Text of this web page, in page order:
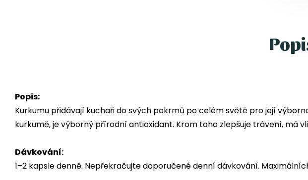
Popis:
Kurkumu přidávají kuchaři do svých pokrmů po celém světě pro její
kurkumě, je výborný přírodní antioxidant. Krom toho zlepšuje trávení, má
Dávkování:
1–2 kapsle denně. Nepřekračujte doporučené denní dávkování.